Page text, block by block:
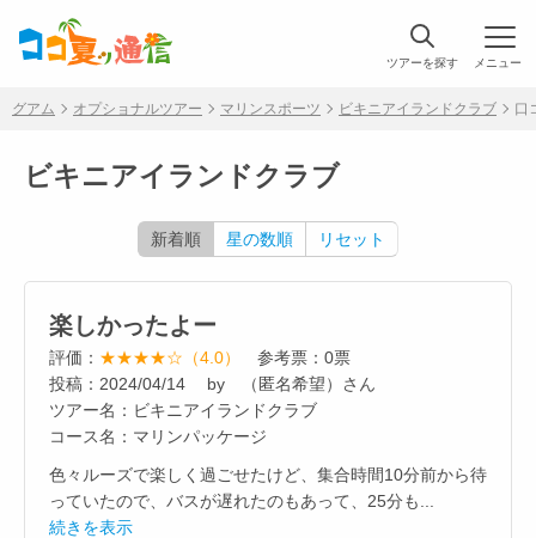
ツアーを探す
グアム オプショナルツアー マリンスポーツ ビキニアイランドクラブ 口
ビキニアイランドクラブ
新着順 星の数順 リセット
楽しかったよー
評価： ★★★★☆（4.0）
参考票：0票
投稿：2024/04/14 by （匿名希望）さん
ツアー名：ビキニアイランドクラブ
コース名：マリンパッケージ
色々ルーズで楽しく過ごせたけど、集合時間10分前から待
っていたので、バスが遅れたのもあって、25分も...
続きを表示
メニュー